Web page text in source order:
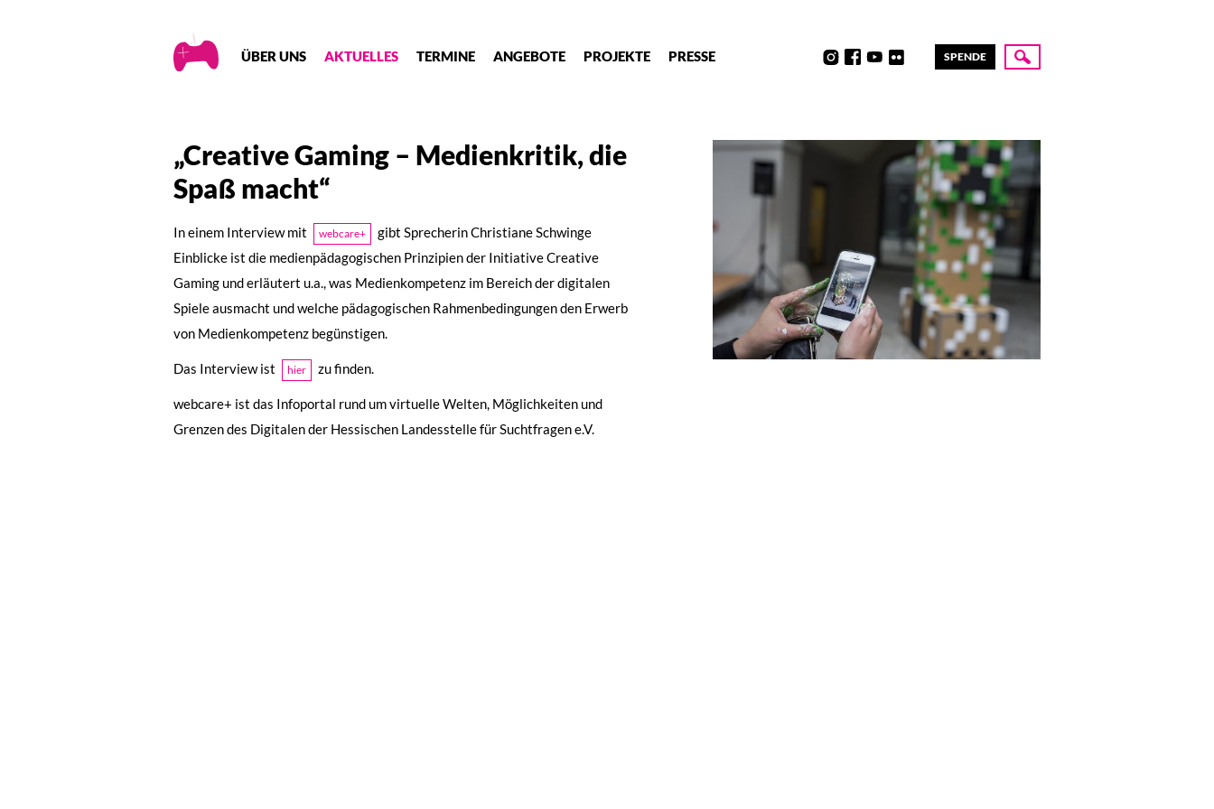
Creative
Gaming
ÜBER UNS AKTUELLES TERMINE ANGEBOTE PROJEKTE PRESSE SPENDE
Suche
„Creative Gaming – Medienkritik, die
Spaß macht“
In einem Interview mit webcare+
gibt Sprecherin Christiane Schwinge
Einblicke ist die medienpädagogischen Prinzipien der Initiative Creative
Gaming und erläutert u.a., was Medienkompetenz im Bereich der digitalen
Spiele ausmacht und welche pädagogischen Rahmenbedingungen den Erwerb
von Medienkompetenz begünstigen.
Das Interview ist hier zu finden.
webcare+ ist das Infoportal rund um virtuelle Welten, Möglichkeiten und
Grenzen des Digitalen der Hessischen Landesstelle für Suchtfragen e.V.